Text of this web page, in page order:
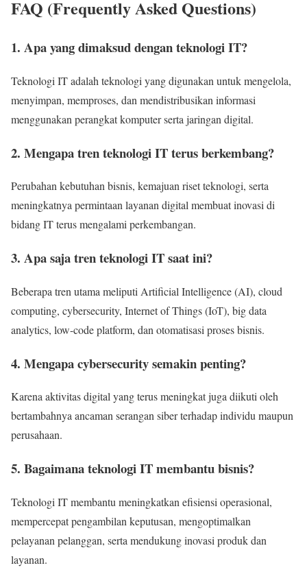
FAQ (Frequently Asked Questions)
1. Apa yang dimaksud dengan teknologi IT?
Teknologi IT adalah teknologi yang digunakan untuk mengelola,
menyimpan, memproses, dan mendistribusikan informasi
menggunakan perangkat komputer serta jaringan digital.
2. Mengapa tren teknologi IT terus berkembang?
Perubahan kebutuhan bisnis, kemajuan riset teknologi, serta
meningkatnya permintaan layanan digital membuat inovasi di
bidang IT terus mengalami perkembangan.
3. Apa saja tren teknologi IT saat ini?
Beberapa tren utama meliputi Artificial Intelligence (AI), cloud
computing, cybersecurity, Internet of Things (IoT), big data
analytics, low-code platform, dan otomatisasi proses bisnis.
4. Mengapa cybersecurity semakin penting?
Karena aktivitas digital yang terus meningkat juga diikuti oleh
bertambahnya ancaman serangan siber terhadap individu maupun
perusahaan.
5. Bagaimana teknologi IT membantu bisnis?
Teknologi IT membantu meningkatkan efisiensi operasional,
mempercepat pengambilan keputusan, mengoptimalkan
pelayanan pelanggan, serta mendukung inovasi produk dan
layanan.